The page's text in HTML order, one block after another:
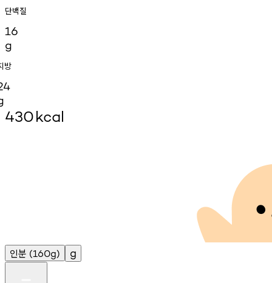
단백질
16
g
방
430kcal
인분 (160g) g